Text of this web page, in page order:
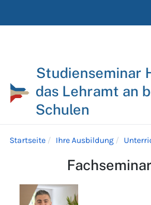
Studienseminar
das Lehramt an
Schulen
Startseite Ihre Ausbildung